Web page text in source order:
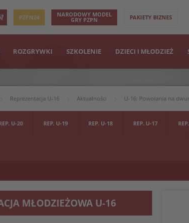
PZPN24 NARODOWY MODEL
GRY PZPN PAKIETY BIZNES
ROZGRYWKI SZKOLENIE DZIECI I MŁODZIEŻ
Reprezentacja U-16 Aktualności U-16: Powołania na
U-20 REP. U-19 REP. U-18 REP. U-17
MŁODZIEŻOWA U-16